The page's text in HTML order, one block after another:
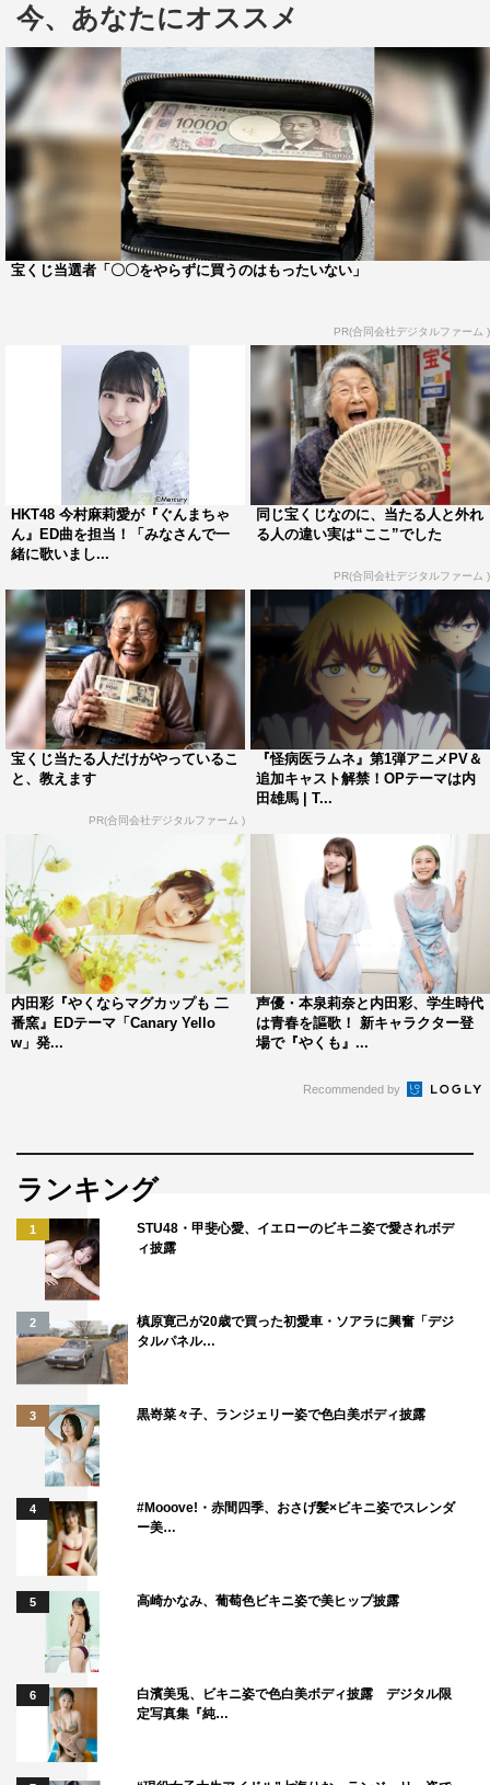
主役のぐんまちゃんを演じる高橋は「さまざまな個性を持
った仲間たちとぐんまちゃんが繰り広げる日常に、私も楽
しんでアフレコさせていただきました。大人にも子どもに
も楽しんでいただける作品だと思いますので、皆さんに愛
していただけたらうれしいです」とメッセージを。
小学生の頃にぐんまちゃんと出会ったという内田は「いつ
かぐんまちゃんの声をやりたい！ というのが私が声優デ
ビューしてからの長年の夢でした。なので今回、ぐんまち
みーみ役を演じる小倉も「実際にアフレコが始まると、こ
れが、“ぐんまちゃんワールドなんだ！”と、納得させられ
るような手ごたえを感じました。群馬県出身の声優とし
て、自信を持ってお送りできる、とても素敵な作品になっ
ていると思います」と自信を見せている。3人からのコメ
ント全文は、次ページに掲載。
高橋花林・内田彩・小倉唯のコメントはこちら
1 2 全文表示
内田彩 小倉唯
今、あなたにオススメ
宝くじ当選者「〇〇をやらずに買うのはもったいない」
PR(合同会社デジタルファーム )
HKT48 今村麻莉愛が『ぐんまちゃ
ん』ED曲を担当！「みなさんで一
緒に歌いまし...
同じ宝くじなのに、当たる人と外れ
る人の違い実は“ここ”でした
PR(合同会社デジタルファーム )
宝くじ当たる人だけがやっているこ
と、教えます
PR(合同会社デジタルファーム )
『怪病医ラムネ』第1弾アニメPV＆
追加キャスト解禁！OPテーマは内
田雄馬 | T...
内田彩『やくならマグカップも 二
番窯』EDテーマ「Canary Yello
w」発...
声優・本泉莉奈と内田彩、学生時代
は青春を謳歌！ 新キャラクター登
場で『やくも』...
Recommended by
ランキング
1
STU48・甲斐心愛、イエローのビキニ姿で愛されボデ
ィ披露
2
槙原寛己が20歳で買った初愛車・ソアラに興奮「デジ
タルパネル…
3 黒嵜菜々子、ランジェリー姿で色白美ボディ披露
4
#Mooove!・赤間四季、おさげ髪×ビキニ姿でスレンダ
ー美…
5 高崎かなみ、葡萄色ビキニ姿で美ヒップ披露
6
白濱美兎、ビキニ姿で色白美ボディ披露 デジタル限
定写真集『純…